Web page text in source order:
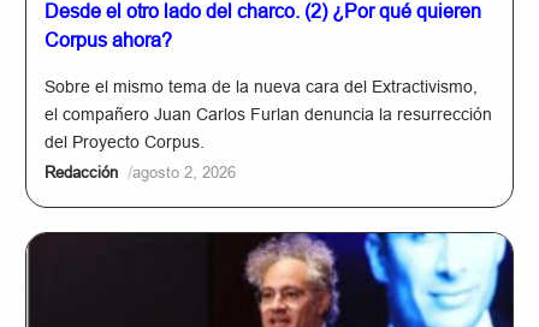
Desde el otro lado del charco. (2) ¿Por qué quieren
Corpus ahora?
Sobre el mismo tema de la nueva cara del Extractivismo,
el compañero Juan Carlos Furlan denuncia la resurrección
del Proyecto Corpus.
Redacción /agosto 2, 2026